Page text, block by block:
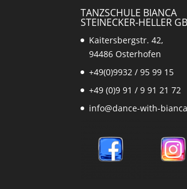
TANZSCHULE BIANCA
STEINECKER-HELLER
Kaitersbergstr. 42,
94486 Osterhofen
+49(0)9932 / 95 99 15
+49 (0)9 91 / 9 91 21 72
info@dance-with-